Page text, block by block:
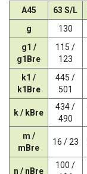
A45 63 S/L
g
130
g1 /
g1Bre
115 /
123
k1 /
k1Bre
445 /
501
k / kBre
434 /
490
m /
mBre
16 / 23
n / nBre
100 /